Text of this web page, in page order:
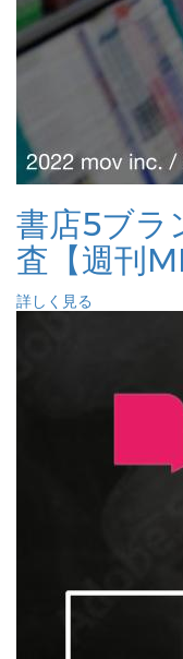
書店5ブラ
査【週刊
詳しく見る